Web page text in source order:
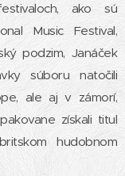
ako sú
Music Festival,
podzim, Janáček
súboru natočili
ale aj v zámorí,
získali titul
hudobnom